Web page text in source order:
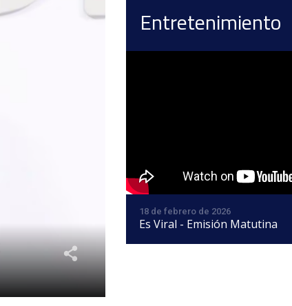
Entretenimiento
18 de febrero de 2026
Es Viral - Emisión Matutina